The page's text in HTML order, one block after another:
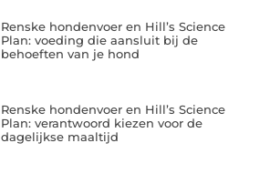
Renske hondenvoer en Hill’s Science
Plan: voeding die aansluit bij de
behoeften van je hond
Renske hondenvoer en Hill’s Science
Plan: verantwoord kiezen voor de
dagelijkse maaltijd